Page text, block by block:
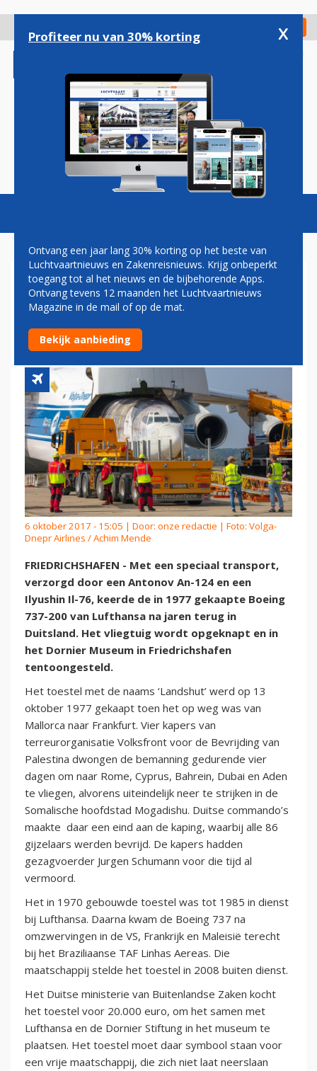
gaan
Check in
Magazine Podcasts Vacatures
FOTO'S: GEKAAPT
LUFTHANSA-VLIEGTUIG IS
WEER THUIS
6 oktober 2017 - 15:05 | Door: onze redactie | Foto: Volga-
Dnepr Airlines / Achim Mende
FRIEDRICHSHAFEN - Met een speciaal transport,
verzorgd door een Antonov An-124 en een
Ilyushin Il-76, keerde de in 1977 gekaapte Boeing
737-200 van Lufthansa na jaren terug in
Duitsland. Het vliegtuig wordt opgeknapt en in
het Dornier Museum in Friedrichshafen
tentoongesteld.
Het toestel met de naams ‘Landshut’ werd op 13
oktober 1977 gekaapt toen het op weg was van
Mallorca naar Frankfurt. Vier kapers van
terreurorganisatie Volksfront voor de Bevrijding van
Palestina dwongen de bemanning gedurende vier
dagen om naar Rome, Cyprus, Bahrein, Dubai en Aden
te vliegen, alvorens uiteindelijk neer te strijken in de
Somalische hoofdstad Mogadishu. Duitse commando’s
maakte daar een eind aan de kaping, waarbij alle 86
gijzelaars werden bevrijd. De kapers hadden
gezagvoerder Jurgen Schumann voor die tijd al
vermoord.
Het in 1970 gebouwde toestel was tot 1985 in dienst
bij Lufthansa. Daarna kwam de Boeing 737 na
omzwervingen in de VS, Frankrijk en Maleisië terecht
bij het Braziliaanse TAF Linhas Aereas. Die
maatschappij stelde het toestel in 2008 buiten dienst.
Het Duitse ministerie van Buitenlandse Zaken kocht
het toestel voor 20.000 euro, om het samen met
Lufthansa en de Dornier Stiftung in het museum te
plaatsen. Het toestel moet daar symbool staan voor
een vrije maatschappij, die zich niet laat neerslaan
Profiteer nu van 30% korting x
Ontvang een jaar lang 30% korting op het beste van
Luchtvaartnieuws en Zakenreisnieuws. Krijg onbeperkt
toegang tot al het nieuws en de bijbehorende Apps.
Ontvang tevens 12 maanden het Luchtvaartnieuws
Magazine in de mail of op de mat.
Bekijk aanbieding